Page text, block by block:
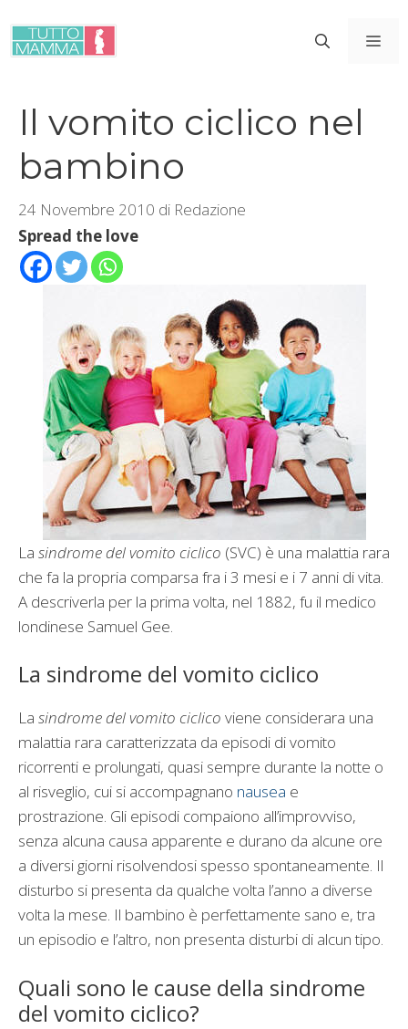
contenuto
Il vomito ciclico nel
bambino
24 Novembre 2010 di Redazione
Spread the love
La sindrome del vomito ciclico (SVC) è una malattia rara
che fa la propria comparsa fra i 3 mesi e i 7 anni di vita.
A descriverla per la prima volta, nel 1882, fu il medico
londinese Samuel Gee.
La sindrome del vomito ciclico
La sindrome del vomito ciclico viene considerara una
malattia rara caratterizzata da episodi di vomito
ricorrenti e prolungati, quasi sempre durante la notte o
al risveglio, cui si accompagnano nausea e
prostrazione. Gli episodi compaiono all’improvviso,
senza alcuna causa apparente e durano da alcune ore
a diversi giorni risolvendosi spesso spontaneamente. Il
disturbo si presenta da qualche volta l’anno a diverse
volta la mese. Il bambino è perfettamente sano e, tra
un episodio e l’altro, non presenta disturbi di alcun tipo.
Quali sono le cause della sindrome
del vomito ciclico?